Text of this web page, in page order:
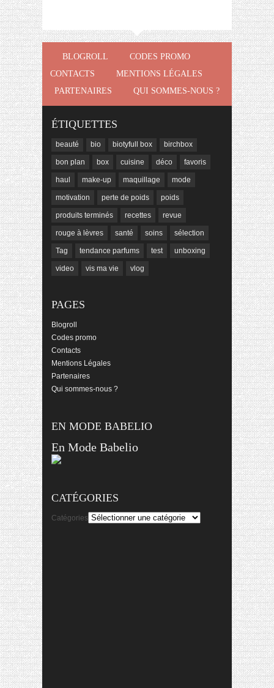
BLOGROLL
CODES PROMO
CONTACTS
MENTIONS LÉGALES
PARTENAIRES
QUI SOMMES-NOUS ?
ÉTIQUETTES
beauté bio biotyfull box birchbox
bon plan box cuisine déco favoris
haul make-up maquillage mode
motivation perte de poids poids
produits terminés recettes revue
rouge à lèvres santé soins sélection
Tag tendance parfums test unboxing
video vis ma vie vlog
PAGES
Blogroll
Codes promo
Contacts
Mentions Légales
Partenaires
Qui sommes-nous ?
EN MODE BABELIO
En Mode Babelio
CATÉGORIES
Catégories